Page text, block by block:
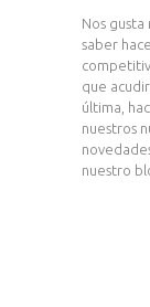
Nos
saber
que
última,
nuestros
nuestro